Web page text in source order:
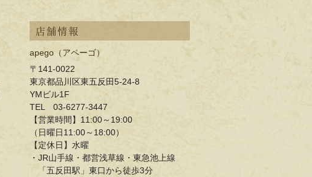
店舗情報
apego（アペーゴ）
〒141-0022
東京都品川区東五反田5-24-8
YMビル1F
TEL 03-6277-3447
【営業時間】11:00～19:00
（日曜日11:00～18:00）
【定休日】水曜
・JR山手線・都営浅草線・東急池上線
「五反田駅」東口から徒歩3分